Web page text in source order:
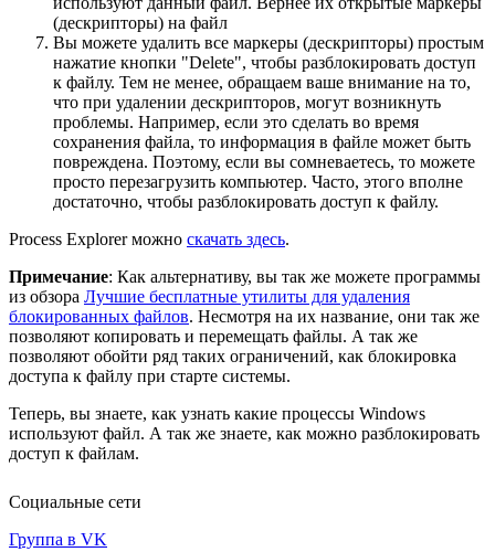
(дескрипторы) на файл
Вы можете удалить все маркеры (дескрипторы) простым
нажатие кнопки "Delete", чтобы разблокировать доступ
к файлу. Тем не менее, обращаем ваше внимание на то,
что при удалении дескрипторов, могут возникнуть
проблемы. Например, если это сделать во время
сохранения файла, то информация в файле может быть
повреждена. Поэтому, если вы сомневаетесь, то можете
просто перезагрузить компьютер. Часто, этого вполне
достаточно, чтобы разблокировать доступ к файлу.
Process Explorer можно скачать здесь.
Примечание: Как альтернативу, вы так же можете программы
из обзора Лучшие бесплатные утилиты для удаления
блокированных файлов. Несмотря на их название, они так же
позволяют копировать и перемещать файлы. А так же
позволяют обойти ряд таких ограничений, как блокировка
доступа к файлу при старте системы.
Теперь, вы знаете, как узнать какие процессы Windows
используют файл. А так же знаете, как можно разблокировать
доступ к файлам.
Социальные сети
Группа в VK